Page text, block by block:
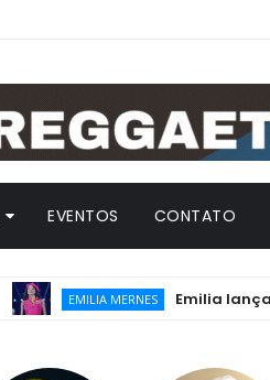
EVENTOS CONTATO
EMILIA MERNES Emilia lança